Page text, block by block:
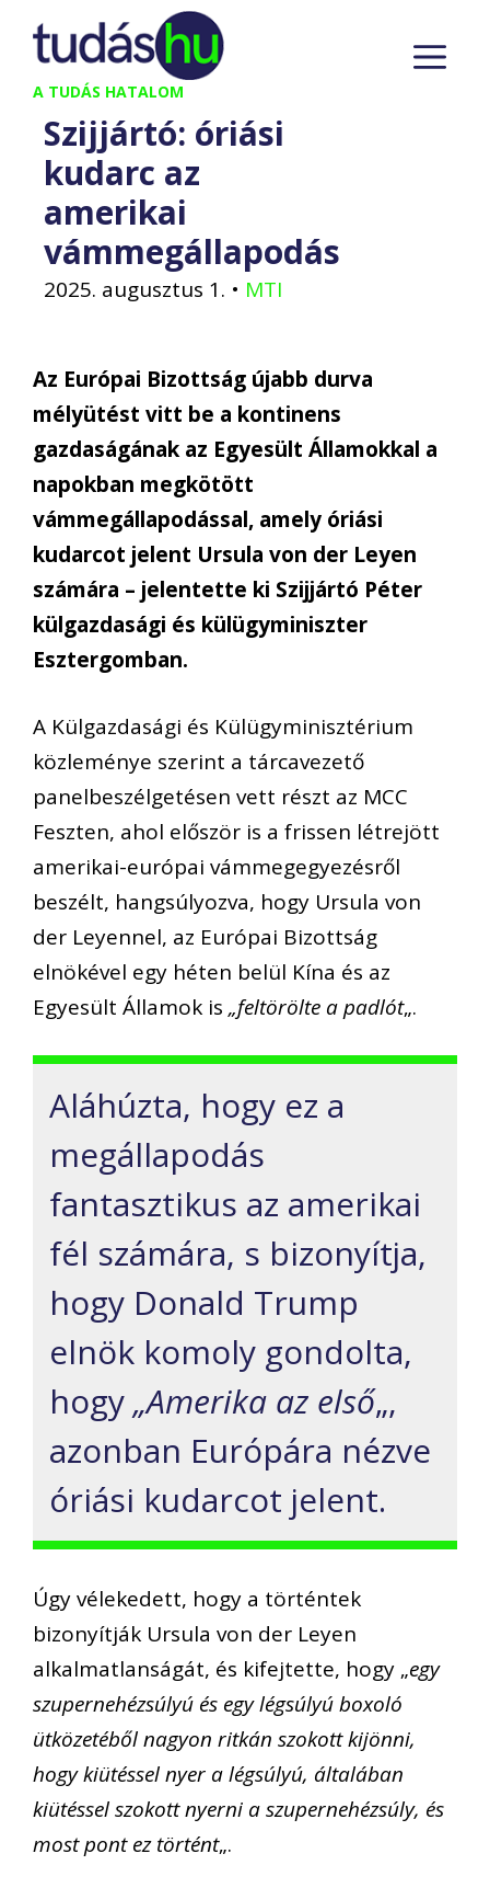
Kilépés
tartalomba
A TUDÁS HATALOM
Szijjártó: óriási
kudarc az
amerikai
vámmegállapodás
2025. augusztus 1. • MTI
Az Európai Bizottság újabb durva
mélyütést vitt be a kontinens
gazdaságának az Egyesült Államokkal a
napokban megkötött
vámmegállapodással, amely óriási
kudarcot jelent Ursula von der Leyen
számára – jelentette ki Szijjártó Péter
külgazdasági és külügyminiszter
Esztergomban.
A Külgazdasági és Külügyminisztérium
közleménye szerint a tárcavezető
panelbeszélgetésen vett részt az MCC
Feszten, ahol először is a frissen létrejött
amerikai-európai vámmegegyezésről
beszélt, hangsúlyozva, hogy Ursula von
der Leyennel, az Európai Bizottság
elnökével egy héten belül Kína és az
Egyesült Államok is „feltörölte a padlót„.
Aláhúzta, hogy ez a
megállapodás
fantasztikus az amerikai
fél számára, s bizonyítja,
hogy Donald Trump
elnök komoly gondolta,
hogy„Amerika az első„,
azonban Európára nézve
óriási kudarcot jelent.
Úgy vélekedett, hogy a történtek
bizonyítják Ursula von der Leyen
alkalmatlanságát, és kifejtette, hogy „egy
szupernehézsúlyú és egy légsúlyú boxoló
ütközetéből nagyon ritkán szokott kijönni,
hogy kiütéssel nyer a légsúlyú, általában
kiütéssel szokott nyerni a szupernehézsúly, és
most pont ez történt„.